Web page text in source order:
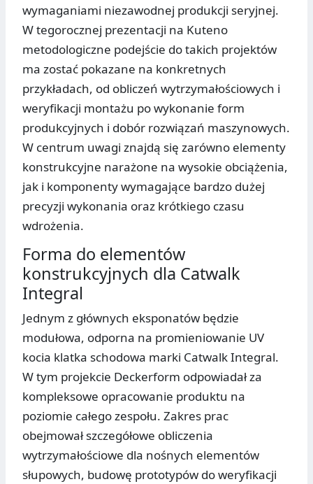
wymaganiami niezawodnej produkcji seryjnej.
W tegorocznej prezentacji na Kuteno
metodologiczne podejście do takich projektów
ma zostać pokazane na konkretnych
przykładach, od obliczeń wytrzymałościowych i
weryfikacji montażu po wykonanie form
produkcyjnych i dobór rozwiązań maszynowych.
W centrum uwagi znajdą się zarówno elementy
konstrukcyjne narażone na wysokie obciążenia,
jak i komponenty wymagające bardzo dużej
precyzji wykonania oraz krótkiego czasu
wdrożenia.
Forma do elementów
konstrukcyjnych dla Catwalk
Integral
Jednym z głównych eksponatów będzie
modułowa, odporna na promieniowanie UV
kocia klatka schodowa marki Catwalk Integral.
W tym projekcie Deckerform odpowiadał za
kompleksowe opracowanie produktu na
poziomie całego zespołu. Zakres prac
obejmował szczegółowe obliczenia
wytrzymałościowe dla nośnych elementów
słupowych, budowę prototypów do weryfikacji